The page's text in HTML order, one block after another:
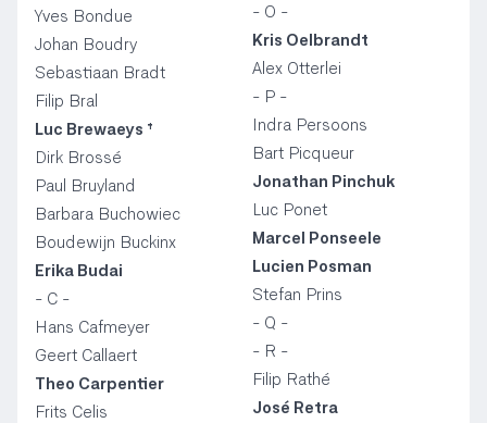
Yves Bondue
Johan Boudry
Sebastiaan Bradt
Filip Bral
Luc Brewaeys †
Dirk Brossé
Paul Bruyland
Barbara Buchowiec
Boudewijn Buckinx
Erika Budai
- C -
Hans Cafmeyer
Geert Callaert
Theo Carpentier
Frits Celis
- O -
Kris Oelbrandt
Alex Otterlei
- P -
Indra Persoons
Bart Picqueur
Jonathan Pinchuk
Luc Ponet
Marcel Ponseele
Lucien Posman
Stefan Prins
- Q -
- R -
Filip Rathé
José Retra